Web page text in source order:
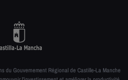
du Gouvernement Régional de Castille-La Manche